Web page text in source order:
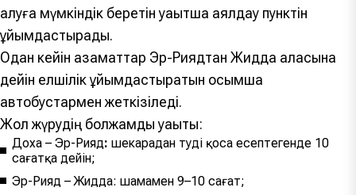
алуға мүмкіндік беретін уақытша аялдау пунктін
ұйымдастырады.
Одан кейін азаматтар Эр-Риядтан Жидда қаласына
дейін елшілік ұйымдастыратын қосымша
автобустармен жеткізіледі.
Жол жүрудің болжамды уақыты:
Доха – Эр-Рияд: шекарадан өтуді қоса есептегенде 10
сағатқа дейін;
Эр-Рияд – Жидда: шамамен 9–10 сағат;